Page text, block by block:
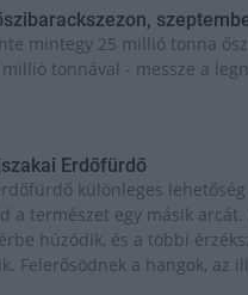
mintegy 25 millió tonna
tonnával - messze a
Erdőfürdő
különleges
a természet egy másik arcát.
húzódik, és a többi
Felerősödnek a hangok, az